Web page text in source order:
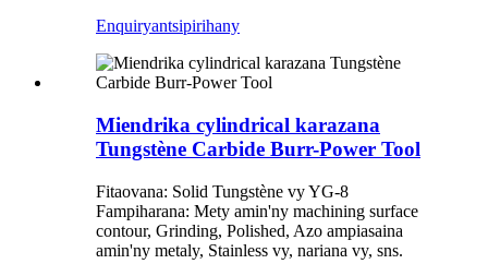
Enquiryantsipirihany
Miendrika cylindrical karazana
Tungstène Carbide Burr-Power Tool
Fitaovana: Solid Tungstène vy YG-8
Fampiharana: Mety amin'ny machining surface
contour, Grinding, Polished, Azo ampiasaina
amin'ny metaly, Stainless vy, nariana vy, sns.